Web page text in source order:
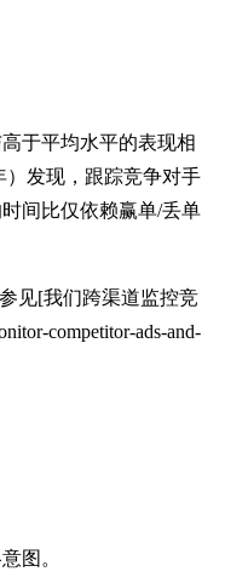
于平均水平的表现相
）发现，跟踪竞争对手
间比仅依赖赢单/丢单
见[我们跨渠道监控竞
competitor-ads-and-
图。